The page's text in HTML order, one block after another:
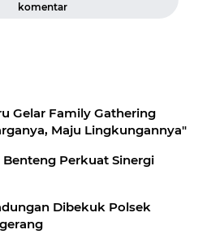
komentar
Gelar Family Gathering
Maju Lingkungannya"
Perkuat Sinergi
Dibekuk Polsek